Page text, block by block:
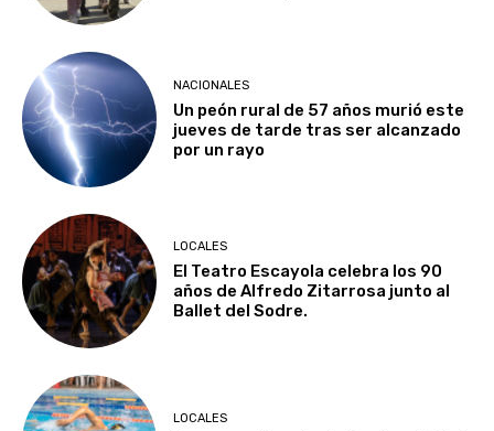
NACIONALES
Un peón rural de 57 años murió este
jueves de tarde tras ser alcanzado
por un rayo
LOCALES
El Teatro Escayola celebra los 90
años de Alfredo Zitarrosa junto al
Ballet del Sodre.
LOCALES